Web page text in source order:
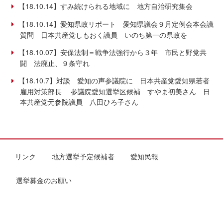
【18.10.14】すみ続けられる地域に 地方自治研究集会
【18.10.14】愛知県政リポート 愛知県議会９月定例会本会議
質問 日本共産党しもおく議員 いのち第一の県政を
【18.10.07】安保法制＝戦争法強行から３年 市民と野党共
闘 法廃止、９条守れ
【18.10.7】対談 愛知の声参議院に 日本共産党愛知県若者
雇用対策部長 参議院愛知選挙区候補 すやま初美さん 日
本共産党元参院議員 八田ひろ子さん
リンク 地方選挙予定候補者 愛知民報
選挙募金のお願い